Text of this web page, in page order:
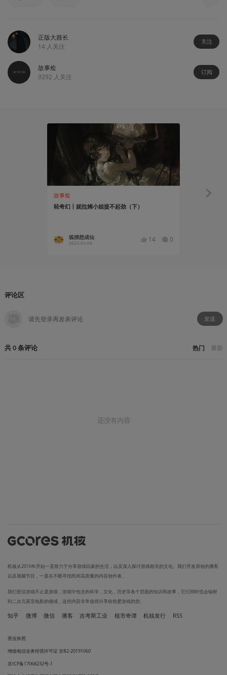
正版大酋长
14 人关注
关注
故事烩
9292 人关注
订阅
故事烩
轻奇幻丨妮拉姆小姐提不起劲（下）
狐狸想成仙
2023-03-04 14 0
故事烩
评论区
发送
共0条评论 热门 最新
还没有内容
机核从2010年开始一直致力于分享游戏玩家的生活，以及深入探讨游戏相关的文化。我们开发原创的播客
以及视频节目，一直在不断寻找民间高质量的内容创作者。
我们坚信游戏不止是游戏，游戏中包含的科学，文化，历史等各个层面的知识和故事，它们同时也会辐射
到二次元甚至电影的领域，这些内容非常值得分享给热爱游戏的您。
知乎 微博 微信 播客 吉考斯工业 核市奇谭 机核发行 RSS
营业执照
增值电信业务经营许可证 京B2-20191060
京ICP备17068232号-1